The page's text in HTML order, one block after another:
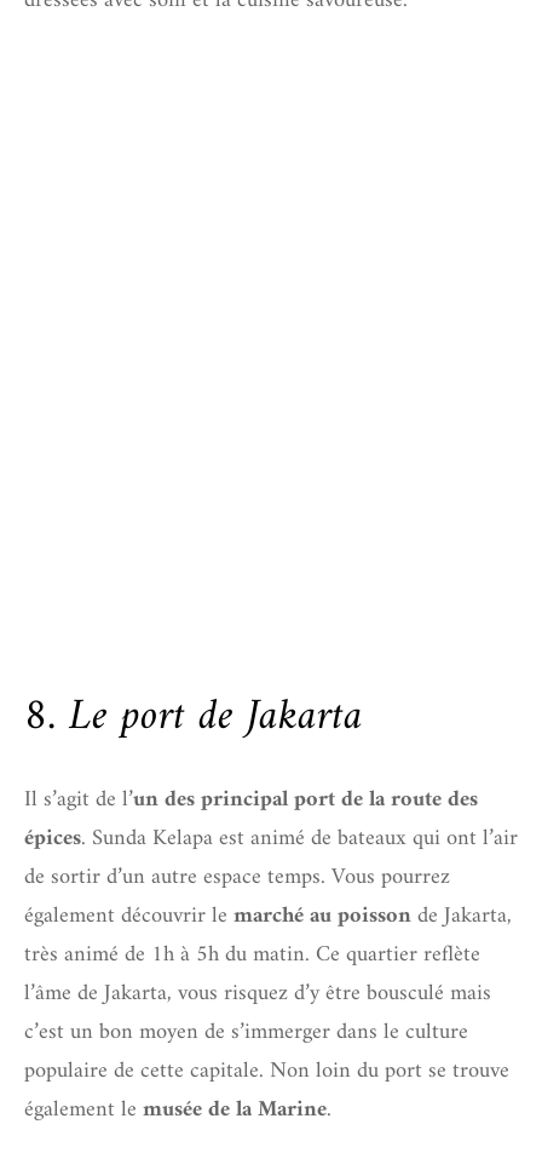
8. Le port de Jakarta
Il s’agit de l’un des principal port de la route des
épices. Sunda Kelapa est animé de bateaux qui ont l’air
de sortir d’un autre espace temps. Vous pourrez
également découvrir lemarché au poissonde Jakarta,
très animé de 1h à 5h du matin. Ce quartier reflète
l’âme de Jakarta, vous risquez d’y être bousculé mais
c’est un bon moyen de s’immerger dans le culture
populaire de cette capitale. Non loin du port se trouve
également lemusée de la Marine.